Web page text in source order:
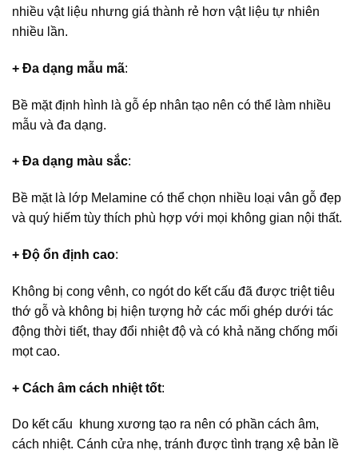
nhiều vật liệu nhưng giá thành rẻ hơn vật liệu tự nhiên
nhiều lần.
+ Đa dạng mẫu mã:
Bề mặt định hình là gỗ ép nhân tạo nên có thể làm nhiều
mẫu và đa dạng.
+ Đa dạng màu sắc:
Bề mặt là lớp Melamine có thể chọn nhiều loại vân gỗ đẹp
và quý hiếm tùy thích phù hợp với mọi không gian nội thất.
+ Độ ổn định cao:
Không bị cong vênh, co ngót do kết cấu đã được triệt tiêu
thớ gỗ và không bị hiện tượng hở các mối ghép dưới tác
động thời tiết, thay đổi nhiệt độ và có khả năng chống mối
mọt cao.
+ Cách âm cách nhiệt tốt:
Do kết cấu khung xương tạo ra nên có phần cách âm,
cách nhiệt. Cánh cửa nhẹ, tránh được tình trạng xệ bản lề